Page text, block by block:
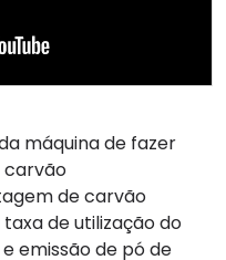
máquina de fazer
carvão
de carvão
de utilização do
emissão de pó de